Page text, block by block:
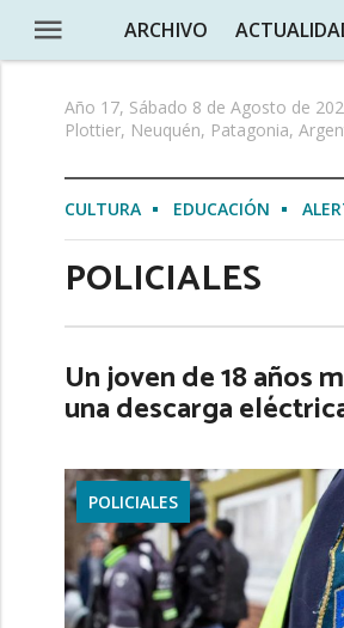
ARCHIVO
Año 17, Sábado 8 de Agosto de
Plottier, Neuquén, Patagonia,
CULTURA EDUCACIÓN
POLICIALES
Un joven de 18 años
una descarga
POLICIALES